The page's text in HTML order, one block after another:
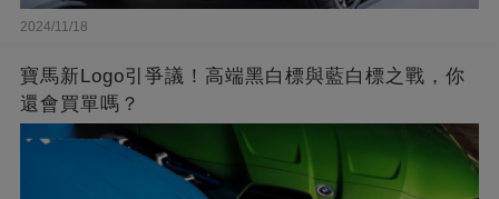
2024/11/18
寶馬新Logo引爭議！高端黑白標與藍白標之戰，你
還會買單嗎？